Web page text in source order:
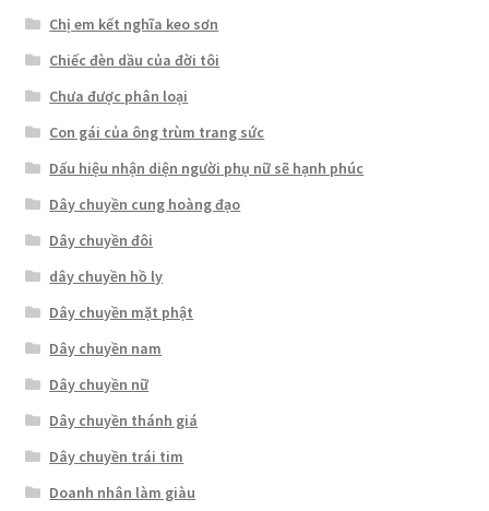
Chị em kết nghĩa keo sơn
Chiếc đèn dầu của đời tôi
Chưa được phân loại
Con gái của ông trùm trang sức
Dấu hiệu nhận diện người phụ nữ sẽ hạnh phúc
Dây chuyền cung hoàng đạo
Dây chuyền đôi
dây chuyền hồ ly
Dây chuyền mặt phật
Dây chuyền nam
Dây chuyền nữ
Dây chuyền thánh giá
Dây chuyền trái tim
Doanh nhân làm giàu